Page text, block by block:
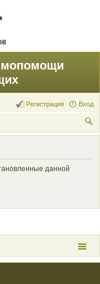
Вход
Регистрация
ои
данной